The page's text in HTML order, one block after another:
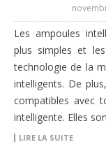
Les ampoules
plus simples et
technologie de la
intelligents. De
compatibles avec
intelligente. Elles
LIRE LA SUITE